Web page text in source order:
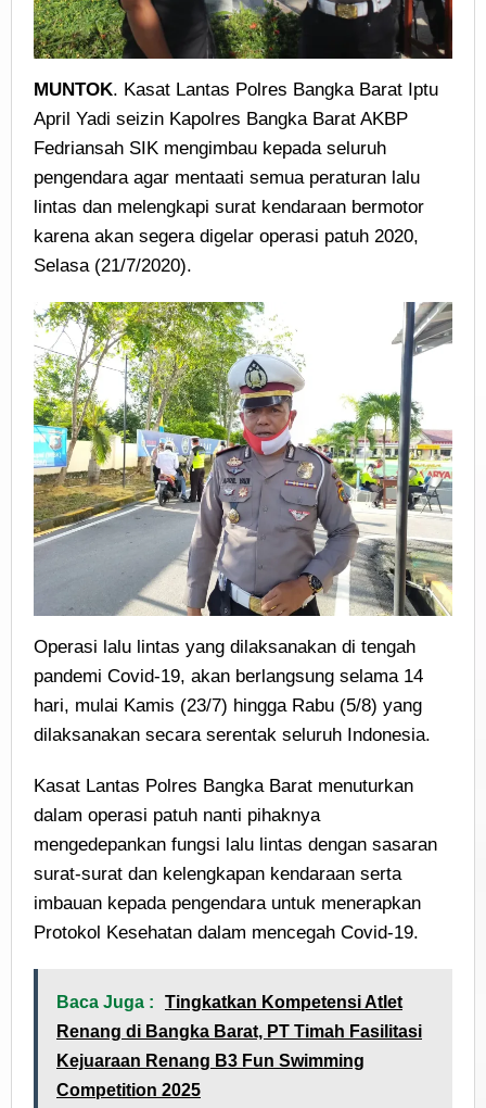
MUNTOK. Kasat Lantas Polres Bangka Barat Iptu
April Yadi seizin Kapolres Bangka Barat AKBP
Fedriansah SIK mengimbau kepada seluruh
pengendara agar mentaati semua peraturan lalu
lintas dan melengkapi surat kendaraan bermotor
karena akan segera digelar operasi patuh 2020,
Selasa (21/7/2020).
Operasi lalu lintas yang dilaksanakan di tengah
pandemi Covid-19, akan berlangsung selama 14
hari, mulai Kamis (23/7) hingga Rabu (5/8) yang
dilaksanakan secara serentak seluruh Indonesia.
Kasat Lantas Polres Bangka Barat menuturkan
dalam operasi patuh nanti pihaknya
mengedepankan fungsi lalu lintas dengan sasaran
surat-surat dan kelengkapan kendaraan serta
imbauan kepada pengendara untuk menerapkan
Protokol Kesehatan dalam mencegah Covid-19.
Baca Juga :
Tingkatkan Kompetensi Atlet
Renang di Bangka Barat, PT Timah Fasilitasi
Kejuaraan Renang B3 Fun Swimming
Competition 2025